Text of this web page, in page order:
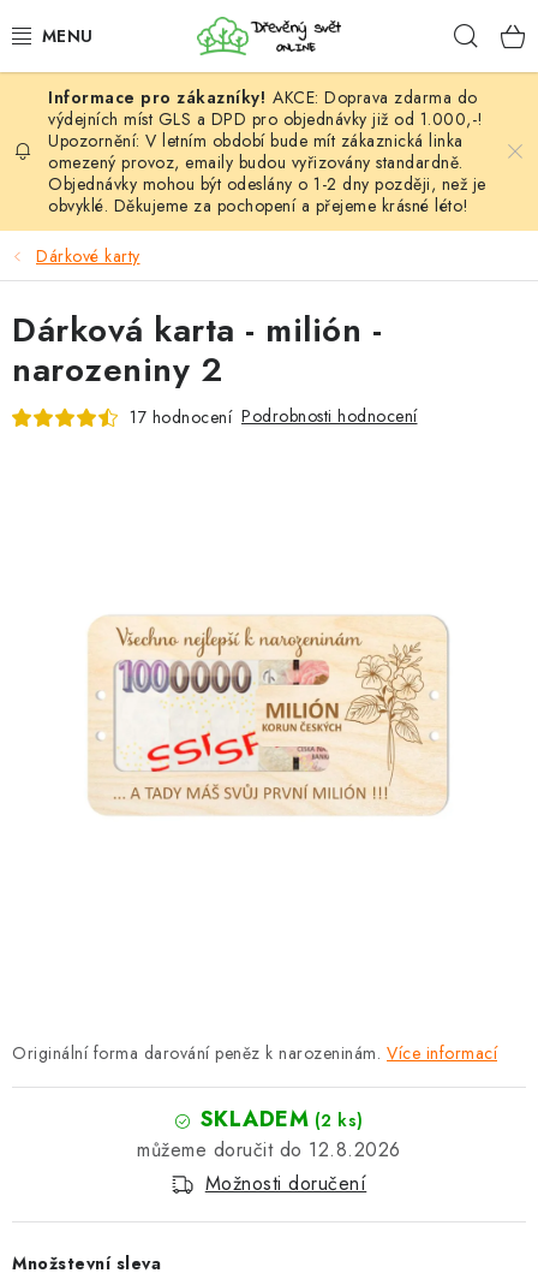
na
HÁČKOVÁNÍ
VYPLÉTÁNÍ
PŘÍZE
TVOŘENÍ
Doprava a platba Vrácení zboží a reklamace
Časté otázky
Moje objednávka
Obchodní podmínky
Ochrana osobních údajů
Hodnocení obchodu
Oblíbené produkty
Věrnostní program
AKCE: Doprava zdarma do
výdejních míst GLS a DPD pro objednávky již od 1.000,-!
Upozornění: V letním období bude mít zákaznická linka
omezený provoz, emaily budou vyřizovány standardně.
Objednávky mohou být odeslány o 1-2 dny později, než je
obvyklé. Děkujeme za pochopení a přejeme krásné léto!
Dárkové karty
Originální forma darování peněz k narozeninám. Více informací
SKLADEM (2 ks)
12.8.2026
Možnosti doručení
Množstevní sleva
Dárková karta - milión -
narozeniny 2
17 hodnocení Podrobnosti hodnocení